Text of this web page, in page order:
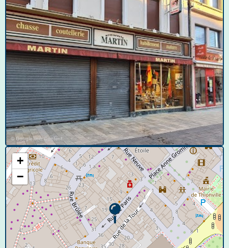
© Google User Content
+
−